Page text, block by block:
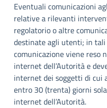
Eventuali comunicazioni
relative a rilevanti
regolatorio o altre
destinate agli utenti; in
comunicazione viene reso
internet dell’Autorità e
internet dei soggetti di cui
entro 30 (trenta) giorni
internet dell’Autorità.